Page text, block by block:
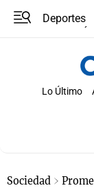
Deportes
Lo Último
Sociedad